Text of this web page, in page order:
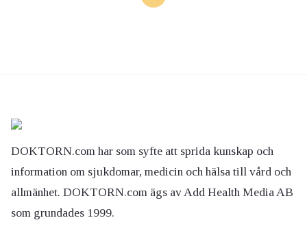
DOKTORN.com har som syfte att sprida kunskap och
information om sjukdomar, medicin och hälsa till vård och
allmänhet. DOKTORN.com ägs av Add Health Media AB
som grundades 1999.